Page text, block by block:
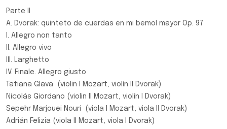
Parte II
A. Dvorak: quinteto de cuerdas en mi bemol mayor Op. 97
I. Allegro non tanto
II. Allegro vivo
III. Larghetto
IV. Finale. Allegro giusto
Tatiana Glava (violin I Mozart, violín II Dvorak)
Nicolás Giordano (violin II Mozart, violín I Dvorak)
Sepehr Marjouei Nouri (viola I Mozart, viola II Dvorak)
Adrián Felizia (viola II Mozart, viola I Dvorak)